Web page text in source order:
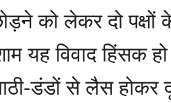
को लेकर दो
यह विवाद हिंसक
डंडों से लैस होकर